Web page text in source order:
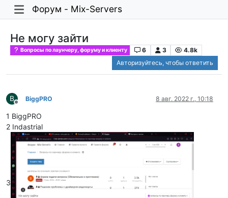
Форум - Mix-Servers
Не могу зайти
Вопросы по лаунчеру, форуму и клиенту 6 3
4.8k
Авторизуйтесь, чтобы ответить
B
Не в сети
BiggPRO 8 авг. 2022 г., 10:18
1 BiggPRO
2 Indastrial
3